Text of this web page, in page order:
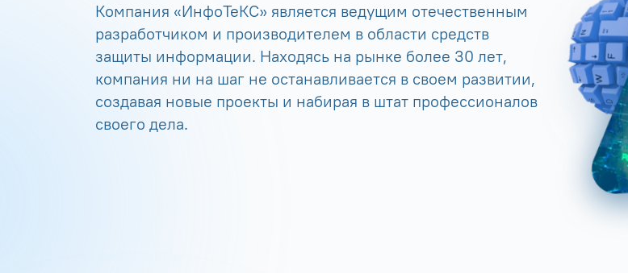
Компания «ИнфоТеКС» является ведущим отечественным
разработчиком и производителем в области средств
защиты информации. Находясь на рынке более 30 лет,
компания ни на шаг не останавливается в своем развитии,
создавая новые проекты и набирая в штат профессионалов
своего дела.